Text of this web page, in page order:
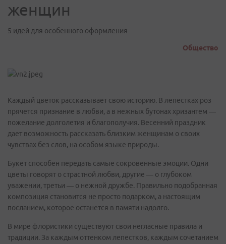
женщин
5 идей для особенного оформления
Общество
Каждый цветок рассказывает свою историю. В лепестках роз
прячется признание в любви, а в нежных бутонах хризантем —
пожелание долголетия и благополучия. Весенний праздник
дает возможность рассказать близким женщинам о своих
чувствах без слов, на особом языке природы.
Букет способен передать самые сокровенные эмоции. Одни
цветы говорят о страстной любви, другие — о глубоком
уважении, третьи — о нежной дружбе. Правильно подобранная
композиция становится не просто подарком, а настоящим
посланием, которое останется в памяти надолго.
В мире флористики существуют свои негласные правила и
традиции. За каждым оттенком лепестков, каждым сочетанием